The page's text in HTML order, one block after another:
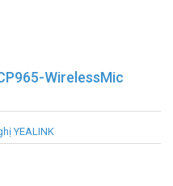
WirelessMic
YEALINK